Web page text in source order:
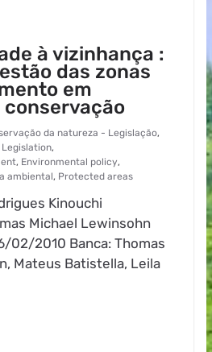
à vizinhança :
das zonas
em
da natureza - Legislação,
,
, Environmental policy,
ambiental, Protected areas
Kinouchi
Michael Lewinsohn
02/2010 Banca: Thomas
Mateus Batistella, Leila